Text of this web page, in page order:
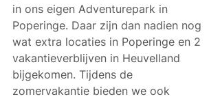
in ons eigen Adventurepark in
Poperinge. Daar zijn dan nadien nog
wat extra locaties in Poperinge en 2
vakantieverblijven in Heuvelland
bijgekomen. Tijdens de
zomervakantie bieden we ook